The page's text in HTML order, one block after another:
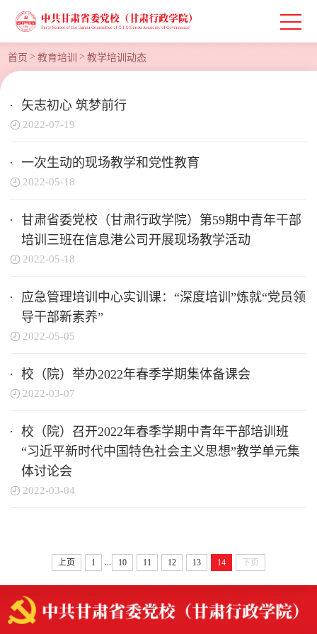
首页 > 教育培训 > 教学培训动态
矢志初心 筑梦前行
2022-07-19
一次生动的现场教学和党性教育
2022-05-18
甘肃省委党校（甘肃行政学院）第59期中青年干部
培训三班在信息港公司开展现场教学活动
2022-05-18
应急管理培训中心实训课：“深度培训”炼就“党员领
导干部新素养”
2022-05-05
校（院）举办2022年春季学期集体备课会
2022-03-07
校（院）召开2022年春季学期中青年干部培训班
“习近平新时代中国特色社会主义思想”教学单元集
体讨论会
2022-03-04
上页 1 10 11 12 13 14 下页